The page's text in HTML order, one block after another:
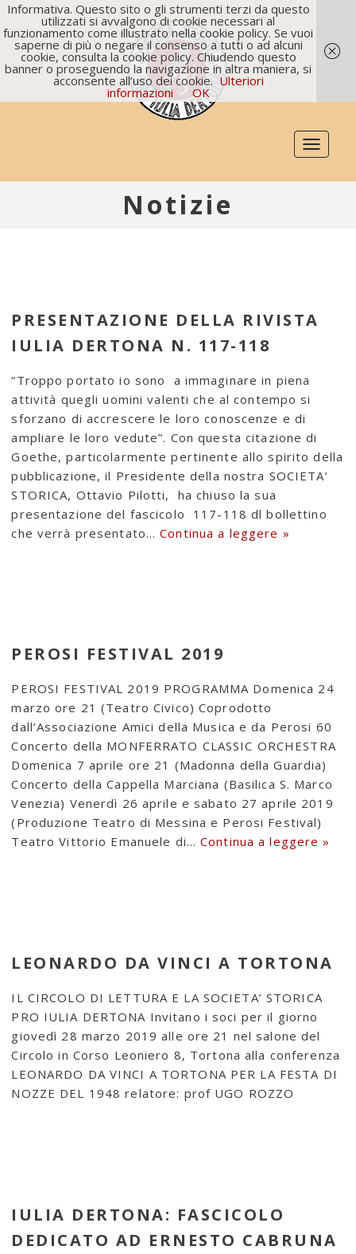
Toggle
Notizie
PRESENTAZIONE DELLA RIVISTA
IULIA DERTONA N. 117-118
“Troppo portato io sono a immaginare in piena
attività quegli uomini valenti che al contempo si
sforzano di accrescere le loro conoscenze e di
ampliare le loro vedute”. Con questa citazione di
Goethe, particolarmente pertinente allo spirito della
pubblicazione, il Presidente della nostra SOCIETA’
STORICA, Ottavio Pilotti, ha chiuso la sua
presentazione del fascicolo 117-118 dl bollettino
che verrà presentato…Continua a leggere »
PEROSI FESTIVAL 2019
PEROSI FESTIVAL 2019 PROGRAMMA Domenica 24
marzo ore 21 (Teatro Civico) Coprodotto
dall’Associazione Amici della Musica e da Perosi 60
Concerto della MONFERRATO CLASSIC ORCHESTRA
Domenica 7 aprile ore 21 (Madonna della Guardia)
Concerto della Cappella Marciana (Basilica S. Marco
Venezia) Venerdì 26 aprile e sabato 27 aprile 2019
(Produzione Teatro di Messina e Perosi Festival)
Teatro Vittorio Emanuele di… Continua a leggere »
LEONARDO DA VINCI A TORTONA
IL CIRCOLO DI LETTURA E LA SOCIETA’ STORICA
PRO IULIA DERTONA Invitano i soci per il giorno
giovedì 28 marzo 2019 alle ore 21 nel salone del
Circolo in Corso Leoniero 8, Tortona alla conferenza
LEONARDO DA VINCI A TORTONA PER LA FESTA DI
NOZZE DEL 1948 relatore: prof UGO ROZZO
IULIA DERTONA: FASCICOLO
DEDICATO AD ERNESTO CABRUNA
Informativa. Questo sito o gli strumenti terzi da questo
utilizzati si avvalgono di cookie necessari al
funzionamento come illustrato nella cookie policy. Se vuoi
saperne di più o negare il consenso a tutti o ad alcuni
cookie, consulta la cookie policy. Chiudendo questo
banner o proseguendo la navigazione in altra maniera, si
acconsente all’uso dei cookie. Ulteriori
informazioni OK